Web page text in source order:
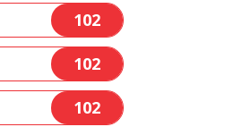
102
102
102